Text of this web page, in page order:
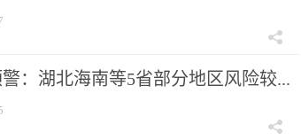
：湖北海南等5省部分地区风险较...